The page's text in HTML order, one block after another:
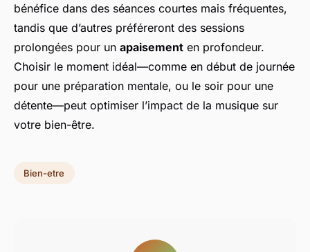
bénéfice dans des séances courtes mais fréquentes,
tandis que d’autres préféreront des sessions
prolongées pour un apaisement en profondeur.
Choisir le moment idéal—comme en début de journée
pour une préparation mentale, ou le soir pour une
détente—peut optimiser l’impact de la musique sur
votre bien-être.
Bien-etre